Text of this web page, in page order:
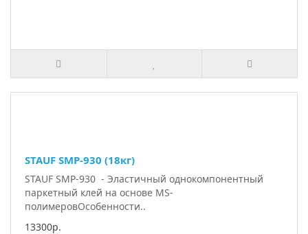
STAUF SMP-930 (18кг)
STAUF SMP-930 - Эластичный однокомпонентный
паркетный клей на основе MS-
полимеровОсобенности..
13300р.